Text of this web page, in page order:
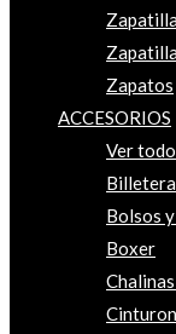
Zapatos
ACCESORIOS
Ver
Bolsos
Boxer